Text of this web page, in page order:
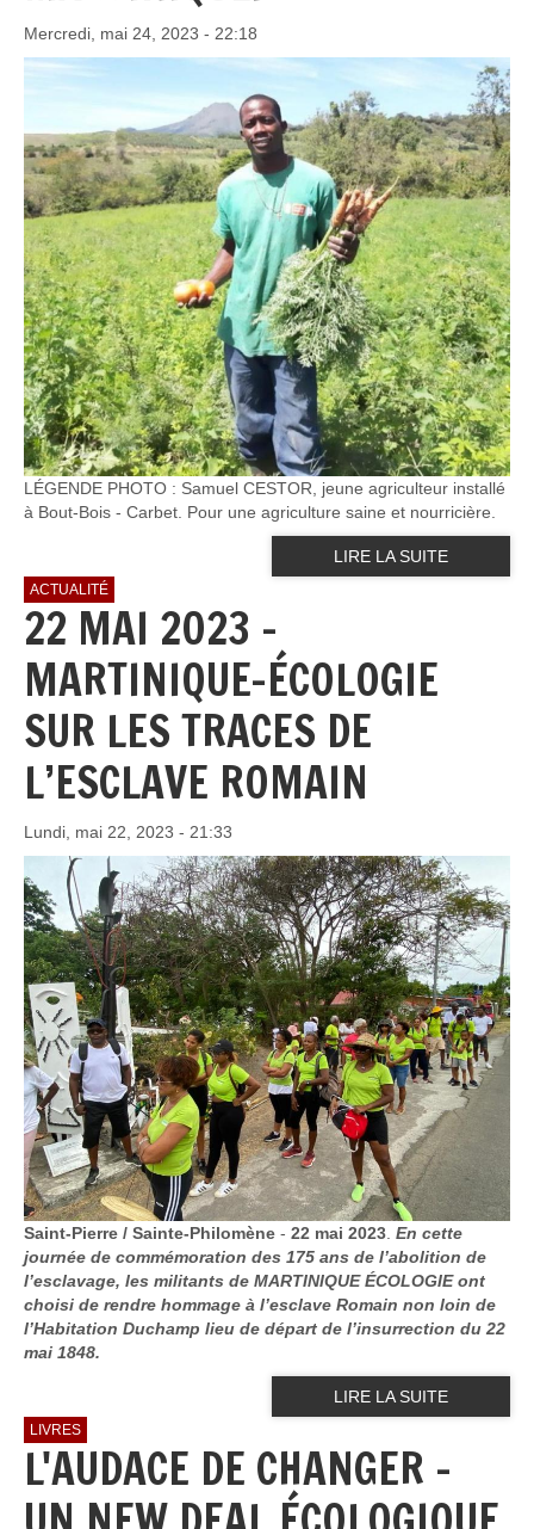
Mercredi, mai 24, 2023 - 22:18
LÉGENDE PHOTO : Samuel CESTOR, jeune agriculteur installé
à Bout-Bois - Carbet. Pour une agriculture saine et nourricière.
LIRE LA SUITE
ACTUALITÉ
22 MAI 2023 –
MARTINIQUE-ÉCOLOGIE
SUR LES TRACES DE
L’ESCLAVE ROMAIN
Lundi, mai 22, 2023 - 21:33
Saint-Pierre / Sainte-Philomène - 22 mai 2023. En cette
journée de commémoration des 175 ans de l’abolition de
l’esclavage, les militants de MARTINIQUE ÉCOLOGIE ont
choisi de rendre hommage à l’esclave Romain non loin de
l’Habitation Duchamp lieu de départ de l’insurrection du 22
mai 1848.
LIRE LA SUITE
LIVRES
L'AUDACE DE CHANGER -